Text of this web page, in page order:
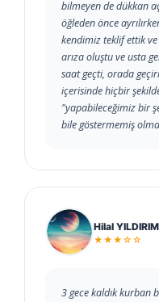
bilmeyen de dükkan
öğleden önce
kendimiz teklif ettik ve
arıza oluştu ve usta
saat geçti, orada
içerisinde hiçbir
"yapabileceğimiz bir
bile göstermemiş
Hilal YILDIRIM
★★★☆☆
3 gece kaldık kurban